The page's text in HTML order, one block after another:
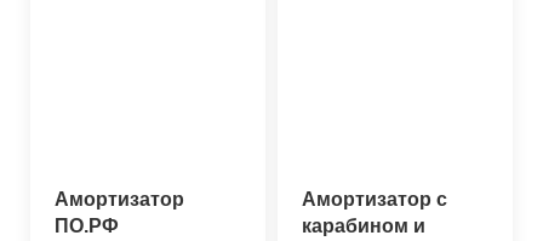
Амортизатор
ПО.РФ
Амортизатор с
карабином и